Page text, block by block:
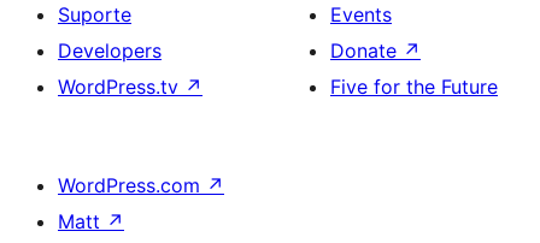
Suporte
Developers
WordPress.tv ↗
Events
Donate ↗
Five for the Future
WordPress.com ↗
Matt ↗